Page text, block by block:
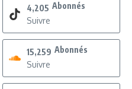
4,205 Abonnés
Suivre
15,259 Abonnés
Suivre